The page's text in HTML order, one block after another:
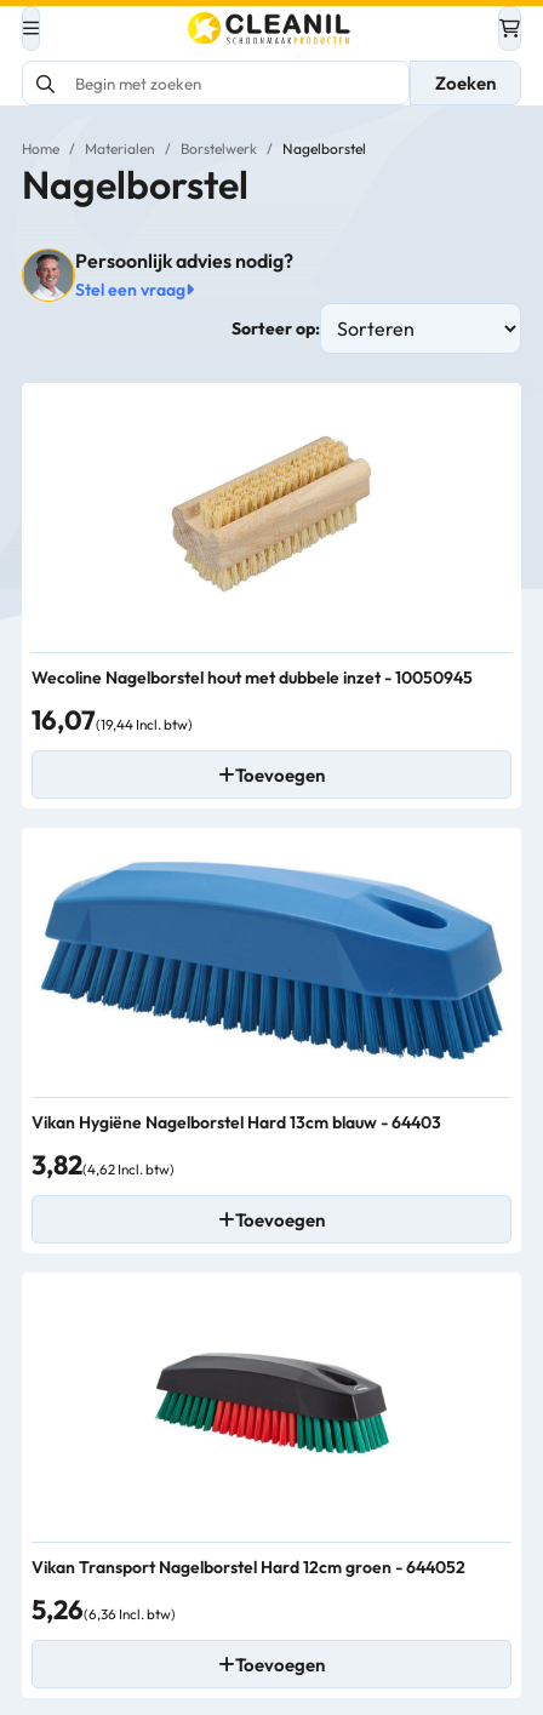
Zoeken
Home / Materialen / Borstelwerk / Nagelborstel
Nagelborstel
Persoonlijk advies nodig?
Stel een vraag
Sorteer op:
Wecoline Nagelborstel hout met dubbele inzet - 10050945
16,07(19,44 Incl. btw)
Toevoegen
Vikan Hygiëne Nagelborstel Hard 13cm blauw - 64403
3,82(4,62 Incl. btw)
Toevoegen
Vikan Transport Nagelborstel Hard 12cm groen - 644052
5,26(6,36 Incl. btw)
Toevoegen